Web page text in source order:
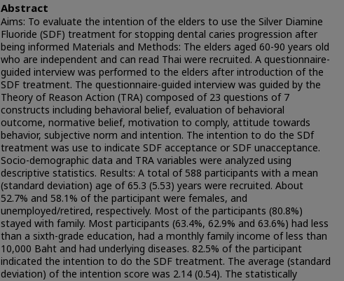
Abstract
Aims: To evaluate the intention of the elders to use the Silver Diamine
Fluoride (SDF) treatment for stopping dental caries progression after
being informed Materials and Methods: The elders aged 60-90 years old
who are independent and can read Thai were recruited. A questionnaire-
guided interview was performed to the elders after introduction of the
SDF treatment. The questionnaire-guided interview was guided by the
Theory of Reason Action (TRA) composed of 23 questions of 7
constructs including behavioral belief, evaluation of behavioral
outcome, normative belief, motivation to comply, attitude towards
behavior, subjective norm and intention. The intention to do the SDf
treatment was use to indicate SDF acceptance or SDF unacceptance.
Socio-demographic data and TRA variables were analyzed using
descriptive statistics. Results: A total of 588 participants with a mean
(standard deviation) age of 65.3 (5.53) years were recruited. About
52.7% and 58.1% of the participant were females, and
unemployed/retired, respectively. Most of the participants (80.8%)
stayed with family. Most participants (63.4%, 62.9% and 63.6%) had less
than a sixth-grade education, had a monthly family income of less than
10,000 Baht and had underlying diseases. 82.5% of the participant
indicated the intention to do the SDF treatment. The average (standard
deviation) of the intention score was 2.14 (0.54). The statistically